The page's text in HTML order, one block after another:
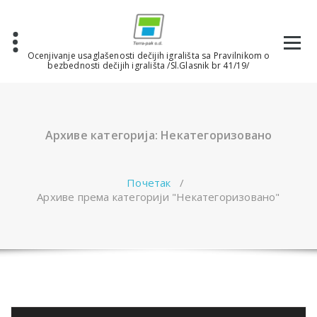
садржај
Ocenjivanje usaglašenosti dečijih igrališta sa Pravilnikom o
bezbednosti dečijih igrališta /Sl.Glasnik br 41/19/
Архиве категорија: Некатегоризовано
Почетак /
Архиве према категорији "Некатегоризовано"